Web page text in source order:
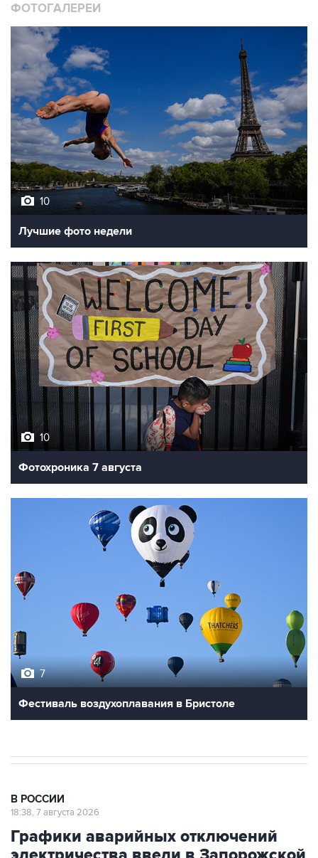
ФОТОГАЛЕРЕИ
10
Лучшие фото недели
10
Фотохроника 7 августа
7
Фестиваль воздухоплавания в Бристоле
В РОССИИ
18:38, 7 августа 2026
Графики аварийных отключений